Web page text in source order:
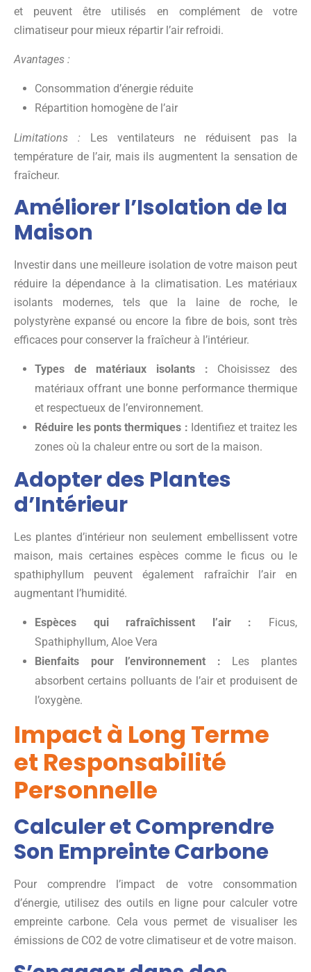
et peuvent être utilisés en complément de votre
climatiseur pour mieux répartir l’air refroidi.
Avantages :
Consommation d’énergie réduite
Répartition homogène de l’air
Limitations : Les ventilateurs ne réduisent pas la
température de l’air, mais ils augmentent la sensation de
fraîcheur.
Améliorer l’Isolation de la
Maison
Investir dans une meilleure isolation de votre maison peut
réduire la dépendance à la climatisation. Les matériaux
isolants modernes, tels que la laine de roche, le
polystyrène expansé ou encore la fibre de bois, sont très
efficaces pour conserver la fraîcheur à l’intérieur.
Types de matériaux isolants : Choisissez des
matériaux offrant une bonne performance thermique
et respectueux de l’environnement.
Réduire les ponts thermiques : Identifiez et traitez les
zones où la chaleur entre ou sort de la maison.
Adopter des Plantes
d’Intérieur
Les plantes d’intérieur non seulement embellissent votre
maison, mais certaines espèces comme le ficus ou le
spathiphyllum peuvent également rafraîchir l’air en
augmentant l’humidité.
Espèces qui rafraîchissent l’air : Ficus,
Spathiphyllum, Aloe Vera
Bienfaits pour l’environnement : Les plantes
absorbent certains polluants de l’air et produisent de
l’oxygène.
Impact à Long Terme
et Responsabilité
Personnelle
Calculer et Comprendre
Son Empreinte Carbone
Pour comprendre l’impact de votre consommation
d’énergie, utilisez des outils en ligne pour calculer votre
empreinte carbone. Cela vous permet de visualiser les
émissions de CO2 de votre climatiseur et de votre maison.